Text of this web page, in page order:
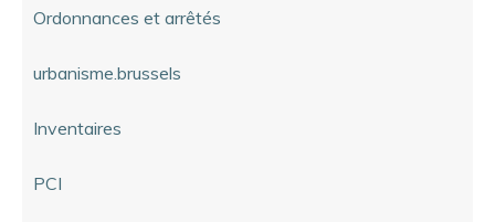
Ordonnances et arrêtés
urbanisme.brussels
Inventaires
PCI